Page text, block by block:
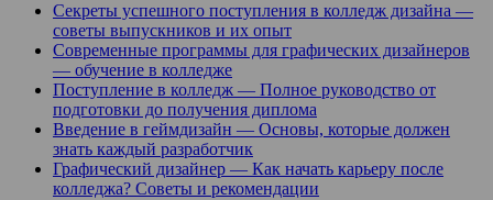
Секреты успешного поступления в колледж дизайна —
советы выпускников и их опыт
Современные программы для графических дизайнеров
— обучение в колледже
Поступление в колледж — Полное руководство от
подготовки до получения диплома
Введение в геймдизайн — Основы, которые должен
знать каждый разработчик
Графический дизайнер — Как начать карьеру после
колледжа? Советы и рекомендации